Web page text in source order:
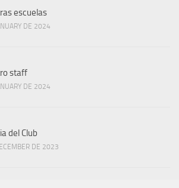
escuelas
DE 2024
staff
DE 2024
del Club
DE 2023